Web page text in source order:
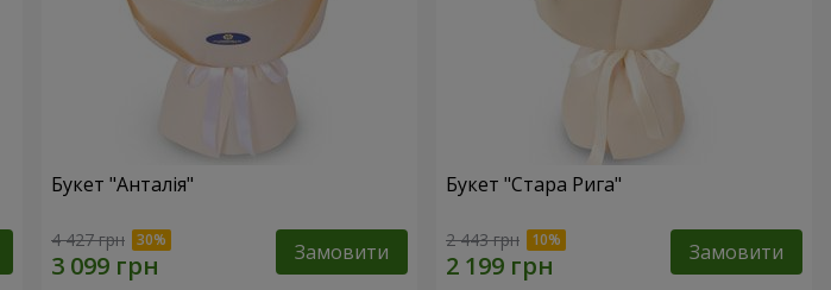
Букет "Анталія"
4 427 грн Замовити
Букет "Стара Рига"
2 443 грн Замовити